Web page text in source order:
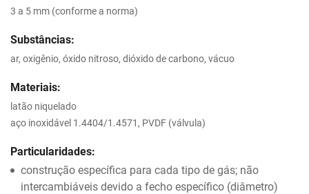
3 a 5 mm (conforme a norma)
Substâncias:
ar, oxigênio, óxido nitroso, dióxido de carbono, vácuo
Materiais:
latão niquelado
aço inoxidável 1.4404/1.4571, PVDF (válvula)
Particularidades:
construção específica para cada tipo de gás; não
intercambiáveis devido a fecho específico (diâmetro)